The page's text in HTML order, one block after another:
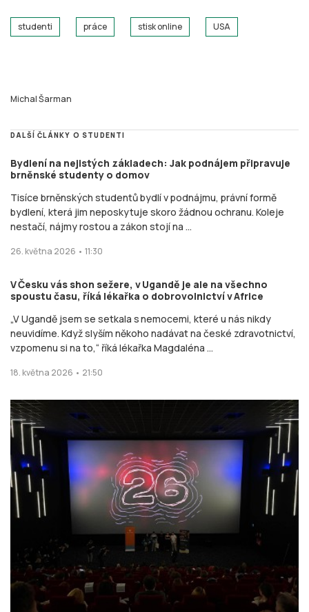
studenti práce stisk online USA
Michal Šarman
DALŠÍ ČLÁNKY O STUDENTI
Bydlení na nejistých základech: Jak podnájem připravuje
brněnské studenty o domov
Tisíce brněnských studentů bydlí v podnájmu, právní formě
bydlení, která jim neposkytuje skoro žádnou ochranu. Koleje
nestačí, nájmy rostou a zákon stojí na ...
26. května 2026 • 11:30
V Česku vás shon sežere, v Ugandě je ale na všechno
spoustu času, říká lékařka o dobrovolnictví v Africe
„V Ugandě jsem se setkala s nemocemi, které u nás nikdy
neuvidíme. Když slyším někoho nadávat na české zdravotnictví,
vzpomenu si na to,“ říká lékařka Magdaléna ...
18. května 2026 • 21:50